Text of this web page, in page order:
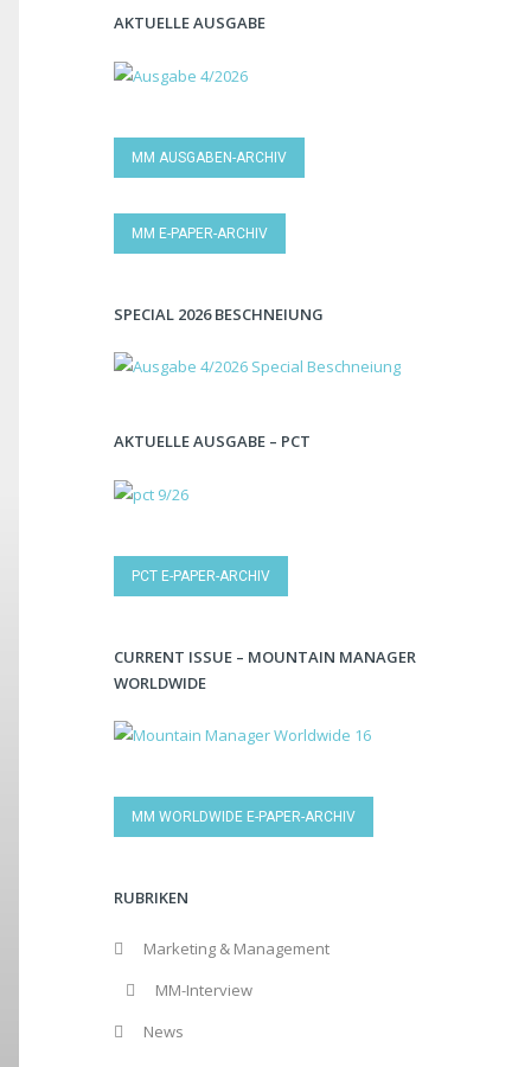
AKTUELLE AUSGABE
MM AUSGABEN-ARCHIV
MM E-PAPER-ARCHIV
SPECIAL 2026 BESCHNEIUNG
AKTUELLE AUSGABE – PCT
PCT E-PAPER-ARCHIV
CURRENT ISSUE – MOUNTAIN MANAGER
WORLDWIDE
MM WORLDWIDE E-PAPER-ARCHIV
RUBRIKEN
Marketing & Management
MM-Interview
News